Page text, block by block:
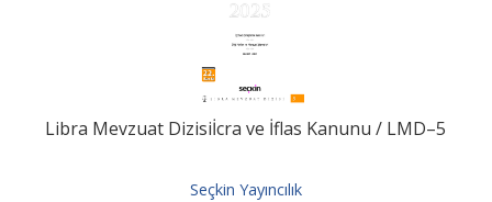
Libra Mevzuat Dizisiİcra ve İflas Kanunu / LMD–5
Seçkin Yayıncılık